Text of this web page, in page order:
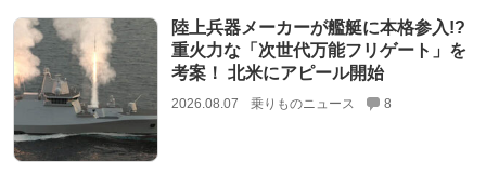
陸上兵器メーカーが艦艇に本格参入!?
重火力な「次世代万能フリゲート」を
考案！ 北米にアピール開始
2026.08.07 乗りものニュース 8